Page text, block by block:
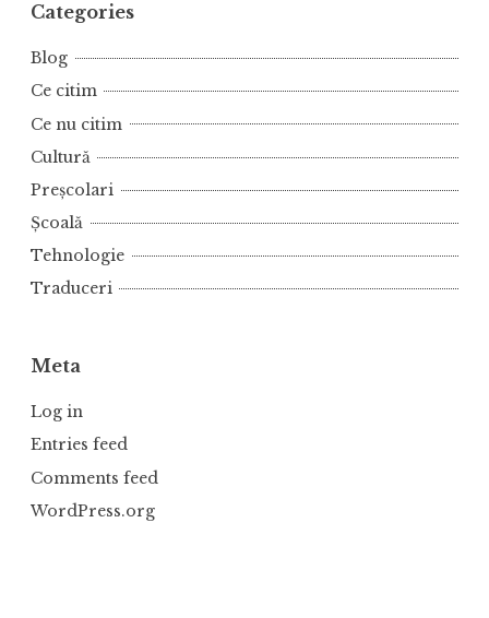
Categories
Blog
Ce citim
Ce nu citim
Cultură
Preșcolari
Școală
Tehnologie
Traduceri
Meta
Log in
Entries feed
Comments feed
WordPress.org